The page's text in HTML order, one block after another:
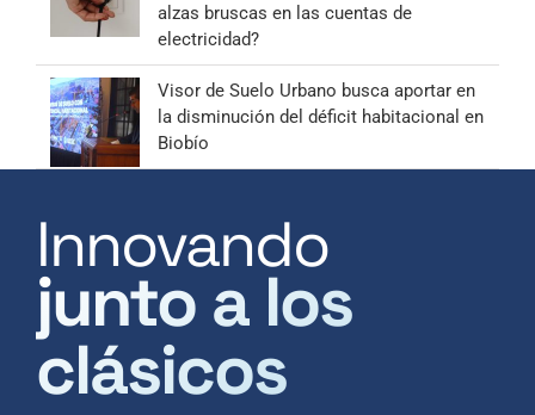
alzas bruscas en las cuentas de
electricidad?
Visor de Suelo Urbano busca aportar en
la disminución del déficit habitacional en
Biobío
Innovando
junto a los
clásicos